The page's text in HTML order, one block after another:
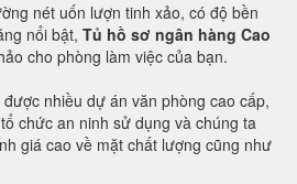
nét uốn lượn tinh xảo, có độ bền
nổi bật, Tủ hồ sơ ngân hàng Cao
cho phòng làm việc của bạn.
nhiều dự án văn phòng cao cấp,
chức an ninh sử dụng và chúng ta
giá cao về mặt chất lượng cũng như